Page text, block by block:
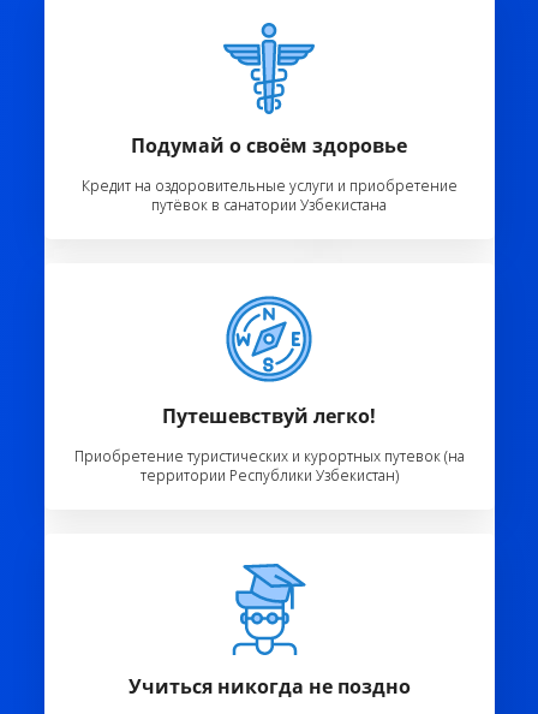
Подумай о своём здоровье
Кредит на оздоровительные услуги и приобретение
путёвок в санатории Узбекистана
Путешевствуй легко!
Приобретение туристических и курортных путевок (на
территории Республики Узбекистан)
Учиться никогда не поздно